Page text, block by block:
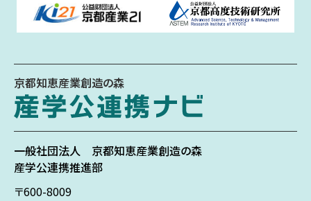
京都知恵産業創造の森
一般社団法人 京都知恵産業創造の森
産学公連携推進部
〒600-8009